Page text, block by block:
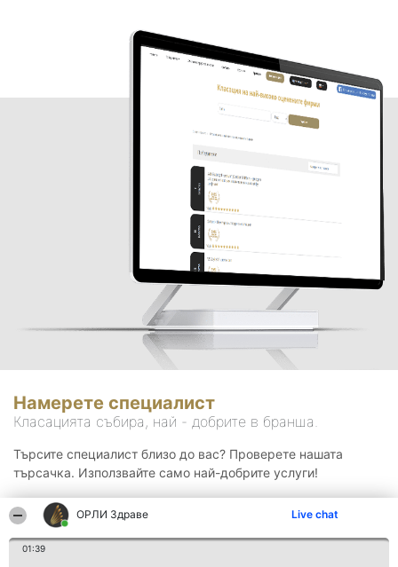
ОРЛИ Здраве Live chat
01:39
Намерете специалист
Класацията събира, най - добрите в бранша.
Търсите специалист близо до вас? Проверете нашата
търсачка. Използвайте само най-добрите услуги!